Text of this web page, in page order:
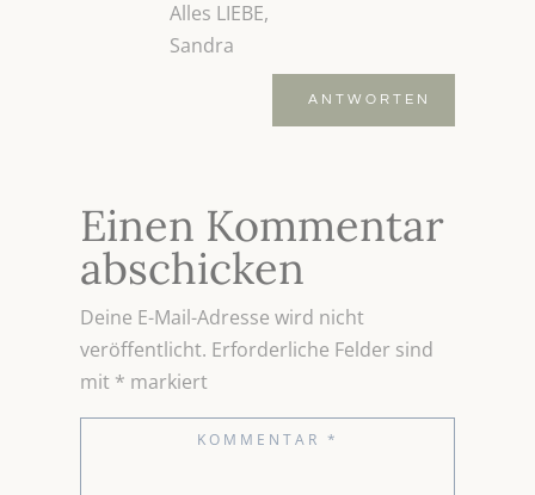
Alles LIEBE,
Sandra
ANTWORTEN
Einen Kommentar
abschicken
Deine E-Mail-Adresse wird nicht
veröffentlicht. Erforderliche Felder sind
mit * markiert